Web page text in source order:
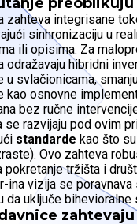
zahteva integrisane
sinhronizaciju u
ili opisima. Za
odražavaju hibridni
u svlačionicama,
kao osnovne
bez ručne
se razvijaju pod ovim
standarde kao što
Ovo zahteva
tržišta i
ina vizija se
da uključe bihevioralne